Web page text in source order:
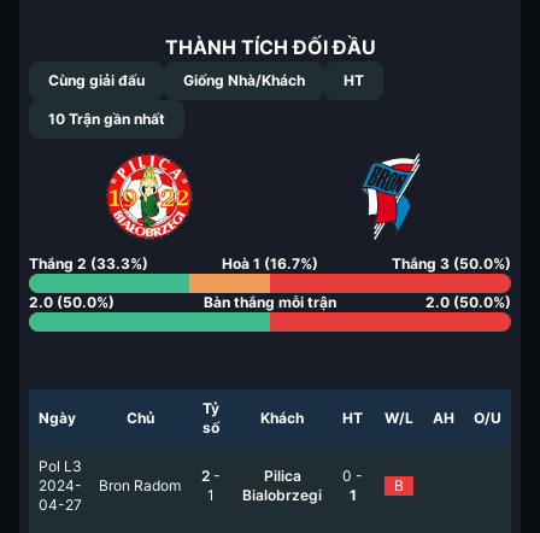
THÀNH TÍCH ĐỐI ĐẦU
Cùng giải đấu Giống Nhà/Khách HT
10 Trận gần nhất
Thắng 2 (33.3%) Hoà 1 (16.7%) Thắng 3 (50.0%)
2.0 (50.0%) Bàn thắng mỗi trận 2.0 (50.0%)
Ngày Chủ
Tỷ
số
Khách HT W/L AH O/U
Pol L3
2024-
04-27
Bron Radom
2 -
1
Pilica
Bialobrzegi
0 -
1
B